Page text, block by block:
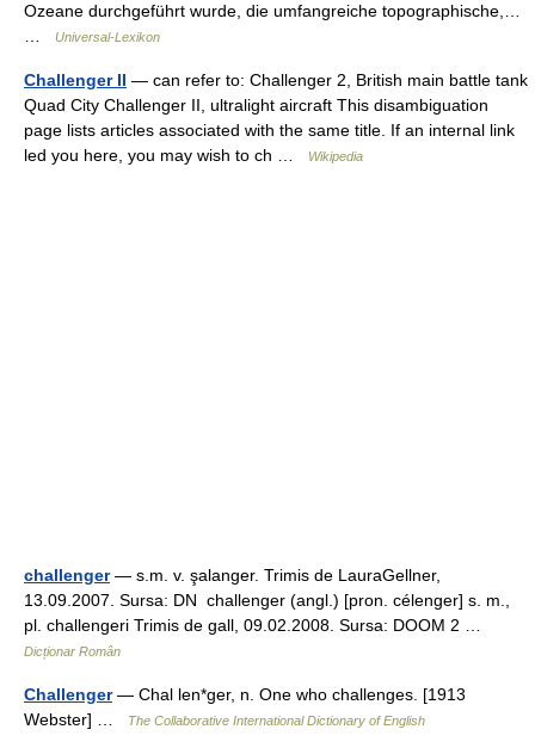
Ozeane durchgeführt wurde, die umfangreiche topographische,…
Universal-Lexikon
Challenger II — can refer to: Challenger 2, British main battle tank
Quad City Challenger II, ultralight aircraft This disambiguation
page lists articles associated with the same title. If an internal link
led you here, you may wish to ch …
Wikipedia
challenger— s.m. v. şalanger. Trimis de LauraGellner,
13.09.2007. Sursa: DN challenger (angl.) [pron. célenger] s. m.,
pl. challengeri Trimis de gall, 09.02.2008. Sursa: DOOM 2 …
Dicționar Român
Challenger— Chal len*ger, n. One who challenges. [1913
Webster] …
The Collaborative International Dictionary of English